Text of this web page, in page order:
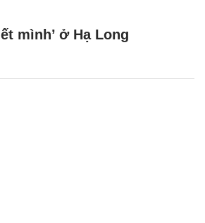
mình’ ở Hạ Long